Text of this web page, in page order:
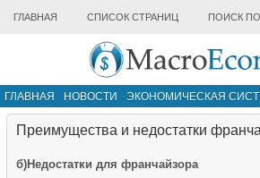
ГЛАВНАЯ СПИСОК СТРАНИЦ ПОИСК
ГЛАВНАЯ НОВОСТИ
ЭКОНОМИЧЕСКАЯ
ИНФРАСТРУКТУРА РЫНКА
Преимущества и недостатки
б)Недостатки для франчайзора